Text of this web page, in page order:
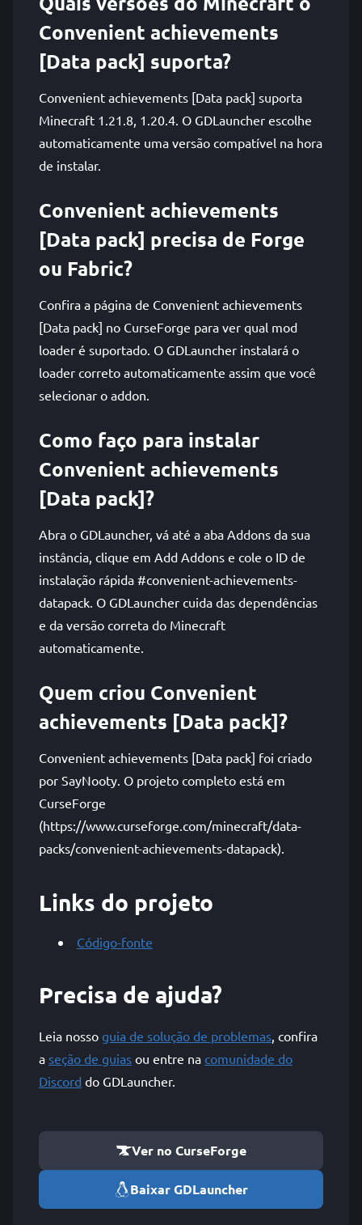
Convenient achievements
[Data pack] suporta?
Convenient achievements [Data pack] suporta
Minecraft 1.21.8, 1.20.4. O GDLauncher escolhe
automaticamente uma versão compatível na hora
de instalar.
Convenient achievements
[Data pack] precisa de Forge
ou Fabric?
Confira a página de Convenient achievements
[Data pack] no CurseForge para ver qual mod
loader é suportado. O GDLauncher instalará o
loader correto automaticamente assim que você
selecionar o addon.
Como faço para instalar
Convenient achievements
[Data pack]?
Abra o GDLauncher, vá até a aba Addons da sua
instância, clique em Add Addons e cole o ID de
instalação rápida #convenient-achievements-
datapack. O GDLauncher cuida das dependências
e da versão correta do Minecraft
automaticamente.
Quem criou Convenient
achievements [Data pack]?
Convenient achievements [Data pack] foi criado
por SayNooty. O projeto completo está em
CurseForge
(https://www.curseforge.com/minecraft/data-
packs/convenient-achievements-datapack).
Links do projeto
Código-fonte
Precisa de ajuda?
Leia nosso guia de solução de problemas, confira
a seção de guias ou entre na comunidade do
Discord do GDLauncher.
Ver no CurseForge
Baixar GDLauncher